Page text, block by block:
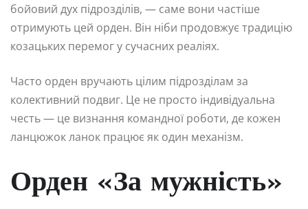
бойовий дух підрозділів, — саме вони частіше
отримують цей орден. Він ніби продовжує традицію
козацьких перемог у сучасних реаліях.
Часто орден вручають цілим підрозділам за
колективний подвиг. Це не просто індивідуальна
честь — це визнання командної роботи, де кожен
ланцюжок ланок працює як один механізм.
Орден «За мужність»